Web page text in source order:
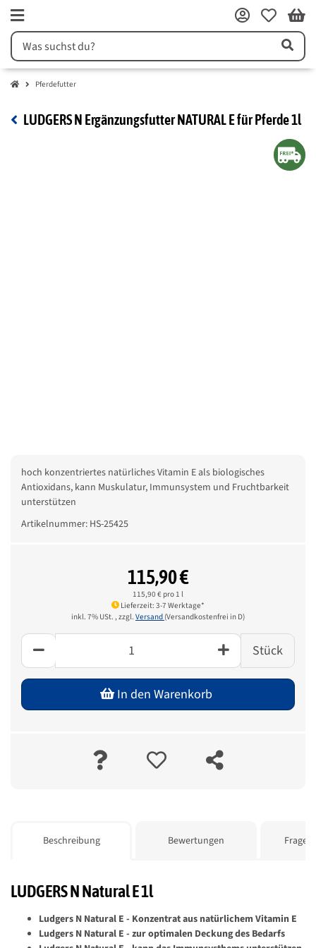
Pferdefutter
LUDGERS N Ergänzungsfutter NATURAL E für Pferde 1l
hoch konzentriertes natürliches Vitamin E als biologisches
Antioxidans, kann Muskulatur, Immunsystem und Fruchtbarkeit
unterstützen
Artikelnummer: HS-25425
115,90 €
115,90 € pro 1 l
Lieferzeit: 3-7 Werktage*
inkl. 7% USt. , zzgl. Versand (Versandkostenfrei in D)
Stück
In den Warenkorb
Beschreibung
Bewertungen Frage
LUDGERS N Natural E 1l
Ludgers N Natural E - Konzentrat aus natürlichem Vitamin E
Ludgers N Natural E - zur optimalen Deckung des Bedarfs